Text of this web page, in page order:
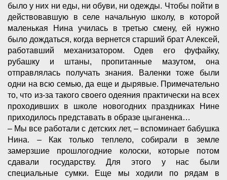
было у них ни еды, ни обуви, ни одежды. Чтобы пойти в
действовавшую в селе начальную школу, в которой
маленькая Нина училась в третью смену, ей нужно
было дождаться, когда вернется старший брат Алексей,
работавший механизатором. Одев его фуфайку,
рубашку и штаны, пропитанные мазутом, она
отправлялась получать знания. Валенки тоже были
одни на всю семью, да еще и дырявые. Примечательно
то, что из-за такого своего одеяния практически на всех
проходивших в школе новогодних праздниках Нине
приходилось представать в образе цыганенка…
– Мы все работали с детских лет, – вспоминает бабушка
Нина. – Как только теплело, собирали в земле
замерзшие прошлогодние колоски, которые потом
сдавали государству. Для этого у нас были
специальные сумки. Еще мы ходили по рядам в